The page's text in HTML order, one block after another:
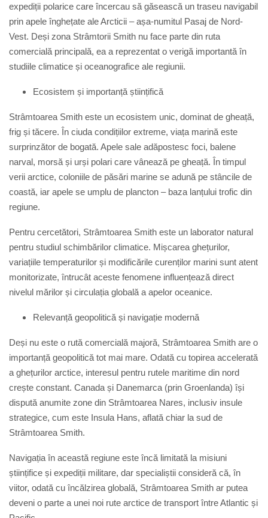
expediții polarice care încercau să găsească un traseu navigabil
prin apele înghețate ale Arcticii – așa-numitul Pasaj de Nord-
Vest. Deși zona Strâmtorii Smith nu face parte din ruta
comercială principală, ea a reprezentat o verigă importantă în
studiile climatice și oceanografice ale regiunii.
Ecosistem și importanță științifică
Strâmtoarea Smith este un ecosistem unic, dominat de gheață,
frig și tăcere. În ciuda condițiilor extreme, viața marină este
surprinzător de bogată. Apele sale adăpostesc foci, balene
narval, morsă și urși polari care vânează pe gheață. În timpul
verii arctice, coloniile de păsări marine se adună pe stâncile de
coastă, iar apele se umplu de plancton – baza lanțului trofic din
regiune.
Pentru cercetători, Strâmtoarea Smith este un laborator natural
pentru studiul schimbărilor climatice. Mișcarea ghețurilor,
variațiile temperaturilor și modificările curenților marini sunt atent
monitorizate, întrucât aceste fenomene influențează direct
nivelul mărilor și circulația globală a apelor oceanice.
Relevanță geopolitică și navigație modernă
Deși nu este o rută comercială majoră, Strâmtoarea Smith are o
importanță geopolitică tot mai mare. Odată cu topirea accelerată
a ghețurilor arctice, interesul pentru rutele maritime din nord
crește constant. Canada și Danemarca (prin Groenlanda) își
dispută anumite zone din Strâmtoarea Nares, inclusiv insule
strategice, cum este Insula Hans, aflată chiar la sud de
Strâmtoarea Smith.
Navigația în această regiune este încă limitată la misiuni
științifice și expediții militare, dar specialiștii consideră că, în
viitor, odată cu încălzirea globală, Strâmtoarea Smith ar putea
deveni o parte a unei noi rute arctice de transport între Atlantic și